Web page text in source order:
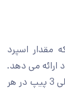
مقدار اسپرد
ارائه می دهد.
به عنوان مثال، اسپرد نماد نفت و طلا به مقدار 2 الی 3 پیپ در هر